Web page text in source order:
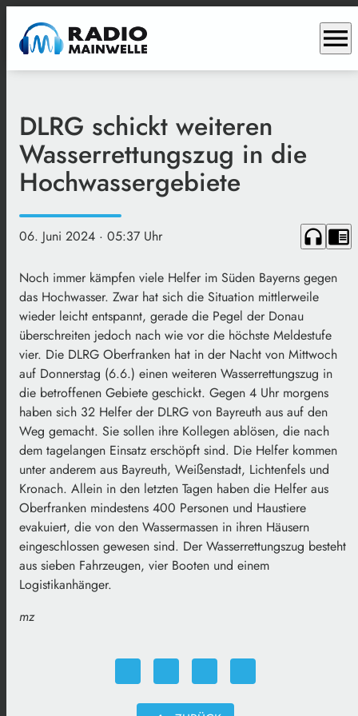
menu
DLRG schickt weiteren
Wasserrettungszug in die
Hochwassergebiete
06. Juni 2024 · 05:37 Uhr headphones chrome_reader_mode
Noch immer kämpfen viele Helfer im Süden Bayerns gegen
das Hochwasser. Zwar hat sich die Situation mittlerweile
wieder leicht entspannt, gerade die Pegel der Donau
überschreiten jedoch nach wie vor die höchste Meldestufe
vier. Die DLRG Oberfranken hat in der Nacht von Mittwoch
auf Donnerstag (6.6.) einen weiteren Wasserrettungszug in
die betroffenen Gebiete geschickt. Gegen 4 Uhr morgens
haben sich 32 Helfer der DLRG von Bayreuth aus auf den
Weg gemacht. Sie sollen ihre Kollegen ablösen, die nach
dem tagelangen Einsatz erschöpft sind. Die Helfer kommen
unter anderem aus Bayreuth, Weißenstadt, Lichtenfels und
Kronach. Allein in den letzten Tagen haben die Helfer aus
Oberfranken mindestens 400 Personen und Haustiere
evakuiert, die von den Wassermassen in ihren Häusern
eingeschlossen gewesen sind. Der Wasserrettungszug besteht
aus sieben Fahrzeugen, vier Booten und einem
Logistikanhänger.
mz